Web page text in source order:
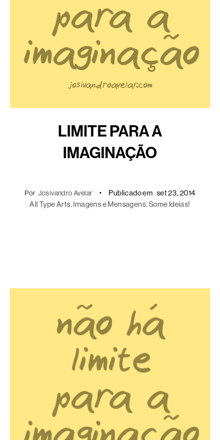
LIMITE PARA A
IMAGINAÇÃO
Por Josivandro Avelar Publicado em set 23, 2014
All Type Arts, Imagens e Mensagens, Some Ideias!